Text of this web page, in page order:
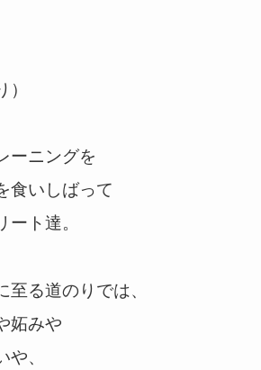
）
ーニングを
食いしばって
ト達。
至る道のりでは、
妬みや
、